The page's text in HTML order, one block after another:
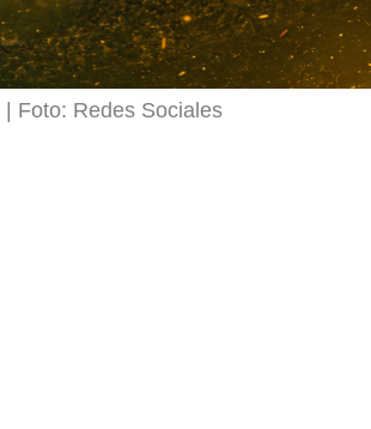
Foto: Redes Sociales